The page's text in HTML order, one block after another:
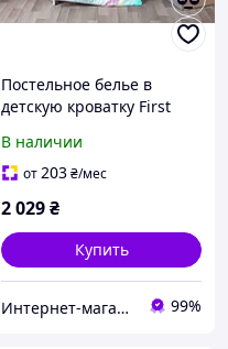
Постельное белье в
детскую кроватку First
Детский в кроватку
В наличии
от203₴/мес
2 029₴
Купить
Интернет-магазин "Satin" 99%